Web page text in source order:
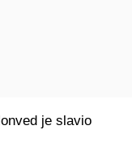
je slavio